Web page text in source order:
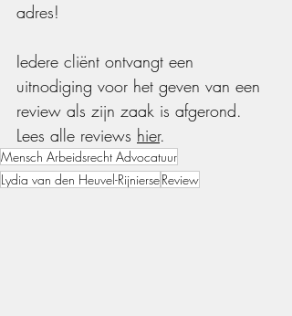
adres!
Iedere cliënt ontvangt een
uitnodiging voor het geven van een
review als zijn zaak is afgerond.
Lees alle reviews hier.
Mensch Arbeidsrecht Advocatuur
Lydia van den Heuvel-RijnierseReview